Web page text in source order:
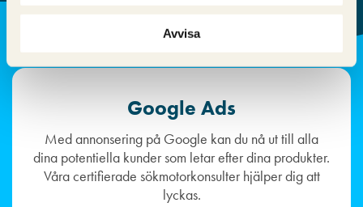
Avvisa
Google Ads
Med annonsering på Google kan du nå ut till alla
dina potentiella kunder som letar efter dina produkter.
Våra certifierade sökmotorkonsulter hjälper dig att
lyckas.